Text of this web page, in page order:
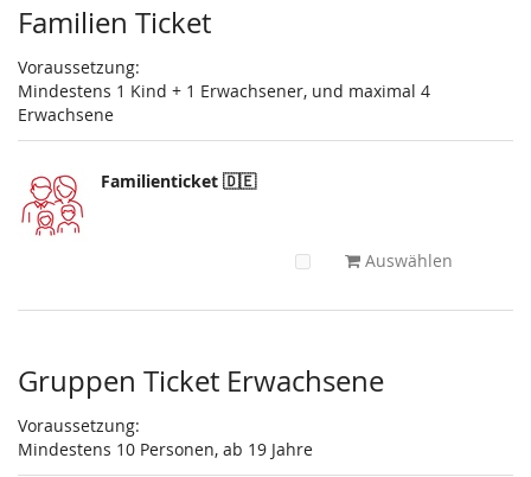
Produkte
Familien Ticket
Voraussetzung:
Mindestens 1 Kind + 1 Erwachsener, und maximal 4
Erwachsene
Familienticket 🇩🇪
Auswählen
Gruppen Ticket Erwachsene
Voraussetzung:
Mindestens 10 Personen, ab 19 Jahre